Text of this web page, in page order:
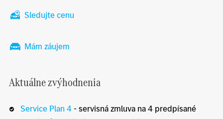
Sledujte cenu
Mám záujem
Aktuálne zvýhodnenia
Service Plan 4- servisná zmluva na 4 predpísané